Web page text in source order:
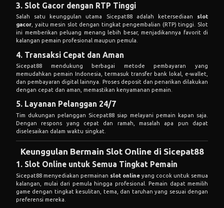
3. Slot Gacor dengan RTP Tinggi
Salah satu keunggulan utama Sicepat88 adalah ketersediaan slot
gacor, yaitu mesin slot dengan tingkat pengembalian (RTP) tinggi. Slot
ini memberikan peluang menang lebih besar, menjadikannya favorit di
kalangan pemain profesional maupun pemula.
4. Transaksi Cepat dan Aman
Sicepat88 mendukung berbagai metode pembayaran yang
memudahkan pemain Indonesia, termasuk transfer bank lokal, e-wallet,
dan pembayaran digital lainnya. Proses deposit dan penarikan dilakukan
dengan cepat dan aman, memastikan kenyamanan pemain.
5. Layanan Pelanggan 24/7
Tim dukungan pelanggan Sicepat88 siap melayani pemain kapan saja.
Dengan respons yang cepat dan ramah, masalah apa pun dapat
diselesaikan dalam waktu singkat.
Keunggulan Bermain Slot Online di Sicepat88
1. Slot Online untuk Semua Tingkat Pemain
Sicepat88 menyediakan permainan slot online yang cocok untuk semua
kalangan, mulai dari pemula hingga profesional. Pemain dapat memilih
game dengan tingkat kesulitan, tema, dan taruhan yang sesuai dengan
preferensi mereka.